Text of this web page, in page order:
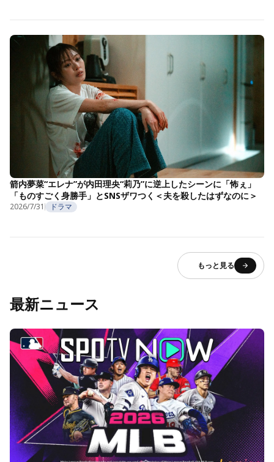
箭内夢菜“エレナ”が内田理央“莉乃”に逆上したシーンに「怖ぇ」
「ものすごく身勝手」とSNSザワつく＜夫を殺したはずなのに＞
2026/7/31 ドラマ
もっと見る
最新ニュース